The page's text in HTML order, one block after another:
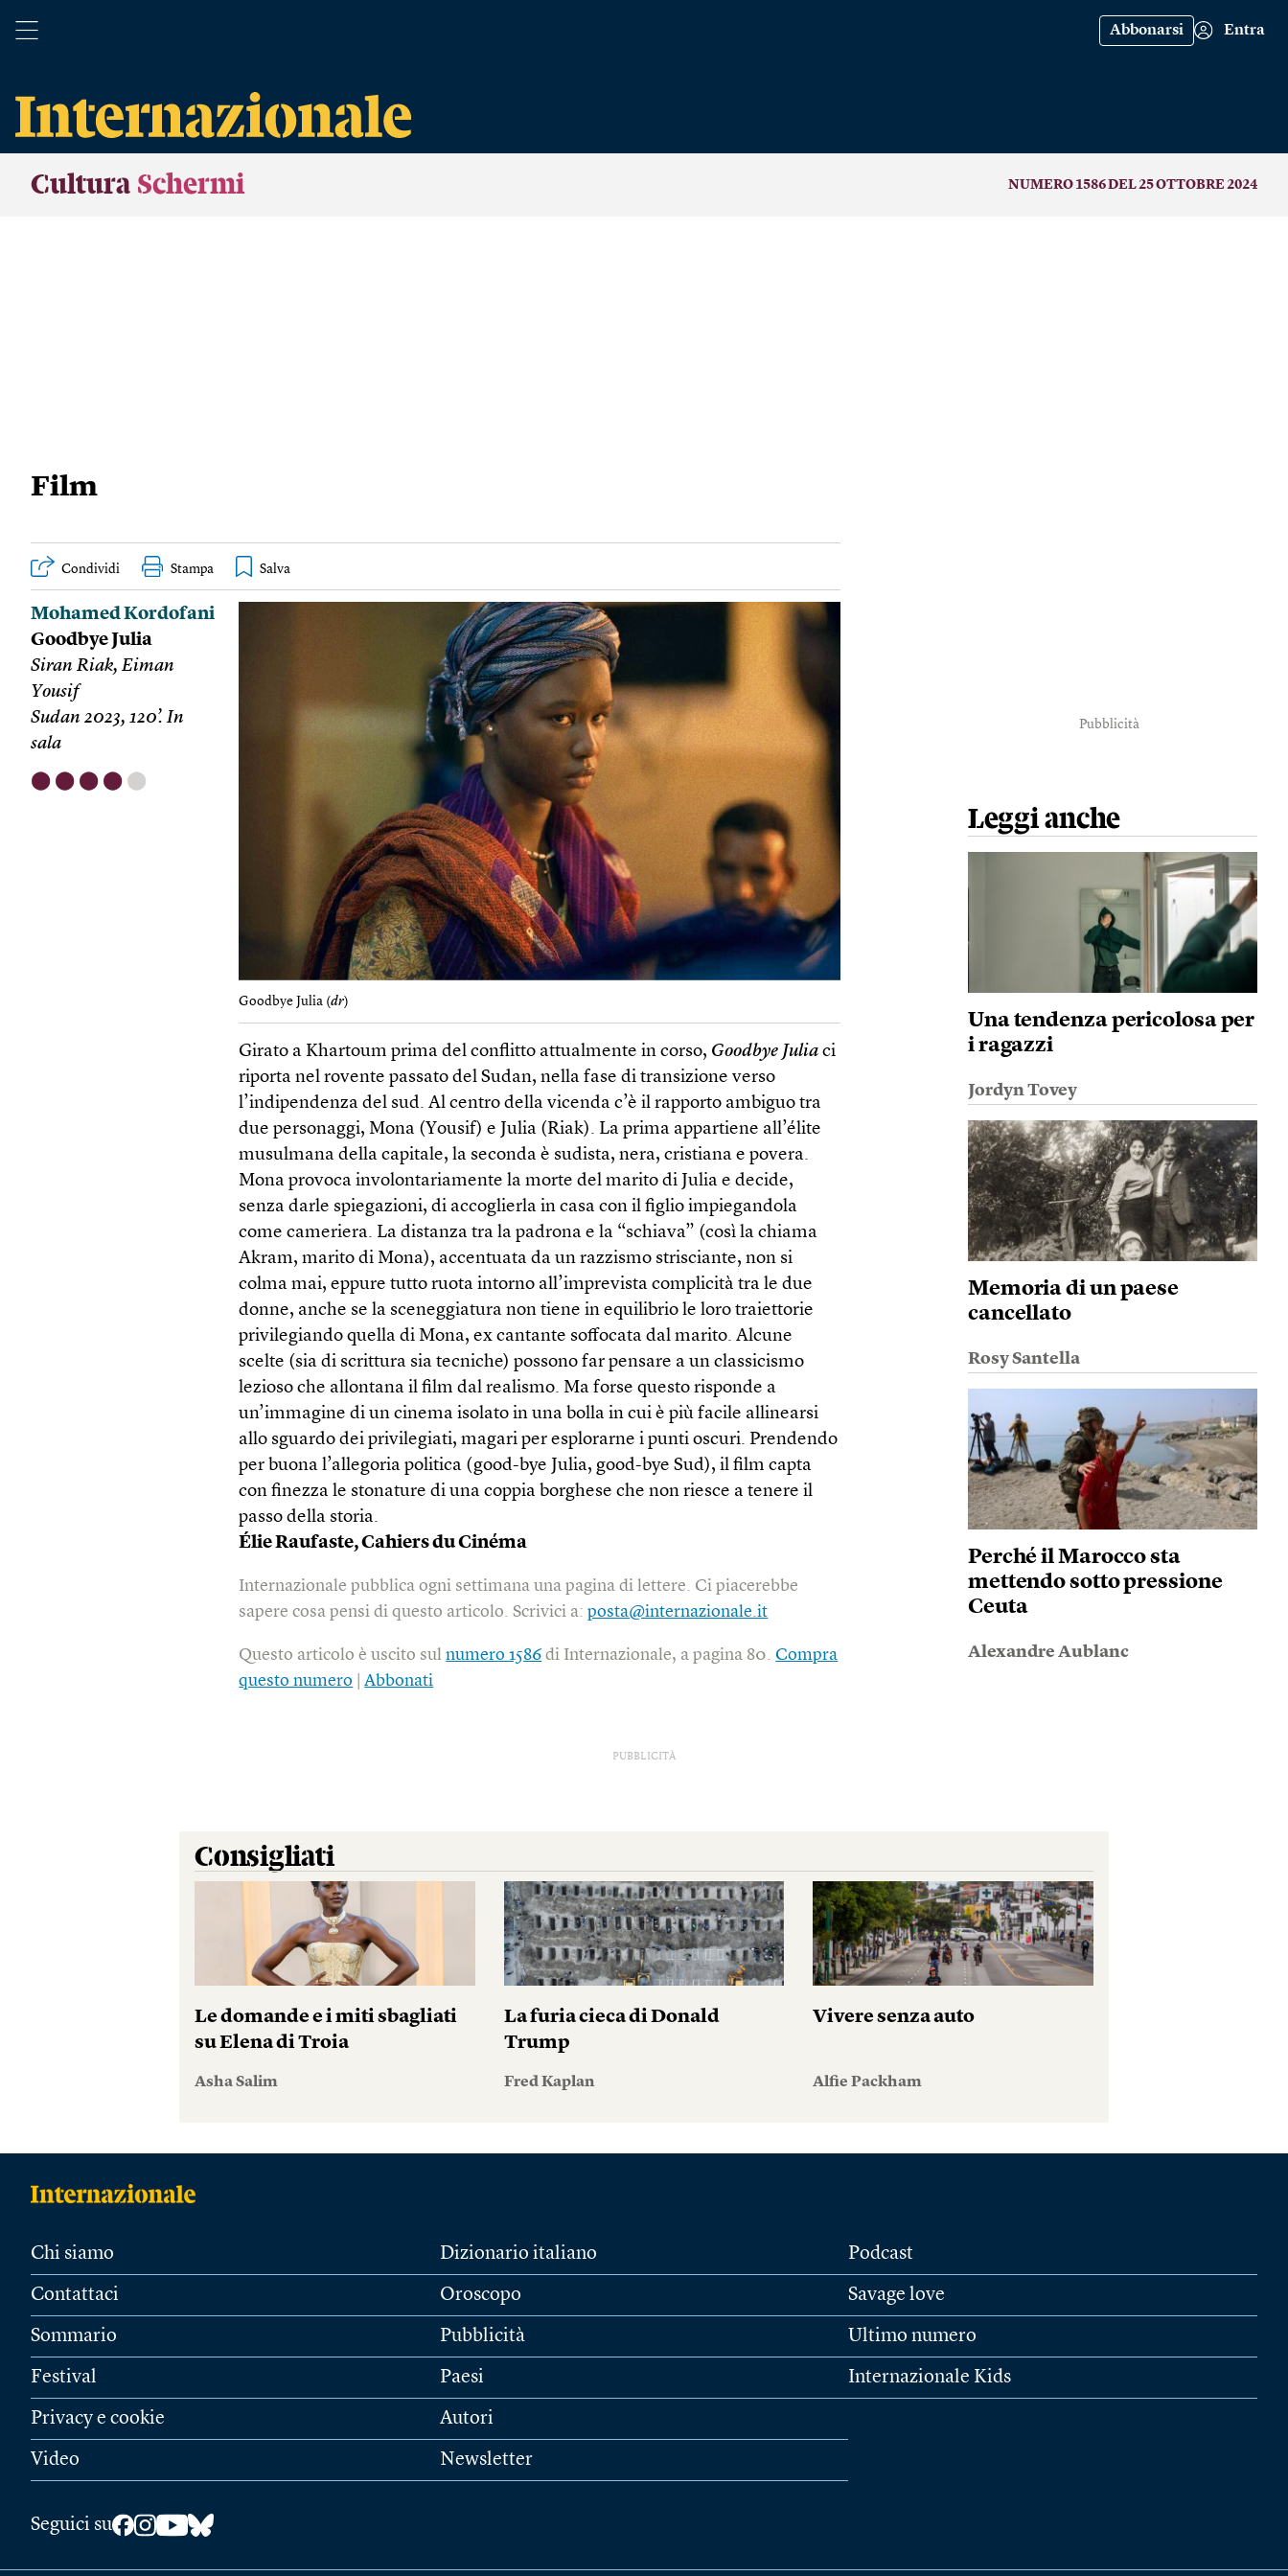
Abbonarsi Entra
Cultura Schermi NUMERO 1586 DEL 25 OTTOBRE 2024
Film
Condividi Stampa
Mohamed Kordofani
Goodbye Julia
Siran Riak, Eiman
Yousif
Sudan 2023, 120’. In
sala
⬤ ⬤ ⬤ ⬤ ⬤
Goodbye Julia (dr)
Girato a Khartoum prima del conflitto attualmente in corso, Goodbye Julia ci
riporta nel rovente passato del Sudan, nella fase di transizione verso
l’indipendenza del sud. Al centro della vicenda c’è il rapporto ambiguo tra
due personaggi, Mona (Yousif) e Julia (Riak). La prima appartiene all’élite
musulmana della capitale, la seconda è sudista, nera, cristiana e povera.
Mona provoca involontariamente la morte del marito di Julia e decide,
senza darle spiegazioni, di accoglierla in casa con il figlio impiegandola
come cameriera. La distanza tra la padrona e la “schiava” (così la chiama
Akram, marito di Mona), accentuata da un razzismo strisciante, non si
colma mai, eppure tutto ruota intorno all’imprevista complicità tra le due
donne, anche se la sceneggiatura non tiene in equilibrio le loro traiettorie
privilegiando quella di Mona, ex cantante soffocata dal marito. Alcune
scelte (sia di scrittura sia tecniche) possono far pensare a un classicismo
lezioso che allontana il film dal realismo. Ma forse questo risponde a
un’immagine di un cinema isolato in una bolla in cui è più facile allinearsi
allo sguardo dei privilegiati, magari per esplorarne i punti oscuri. Prendendo
per buona l’allegoria politica (good-bye Julia, good-bye Sud), il film capta
con finezza le stonature di una coppia borghese che non riesce a tenere il
passo della storia.
Élie Raufaste, Cahiers du Cinéma
Internazionale pubblica ogni settimana una pagina di lettere. Ci piacerebbe
sapere cosa pensi di questo articolo. Scrivici a:posta@internazionale.it
Questo articolo è uscito sulnumero 1586 di Internazionale, a pagina 80.Compra
questo numero |Abbonati
Pubblicità
Leggi anche
Una tendenza pericolosa per
i ragazzi
Jordyn Tovey
Memoria di un paese
cancellato
Rosy Santella
Perché il Marocco sta
mettendo sotto pressione
Ceuta
Alexandre Aublanc
PUBBLICITÀ
Consigliati
Le domande e i miti sbagliati
su Elena di Troia
Asha Salim
La furia cieca di Donald
Trump
Fred Kaplan
Vivere senza auto
Alfie Packham
Chi siamo
Contattaci
Sommario
Festival
Privacy e cookie
Video
Dizionario italiano
Oroscopo
Pubblicità
Paesi
Autori
Newsletter
Podcast
Savage love
Ultimo numero
Internazionale Kids
Seguici su